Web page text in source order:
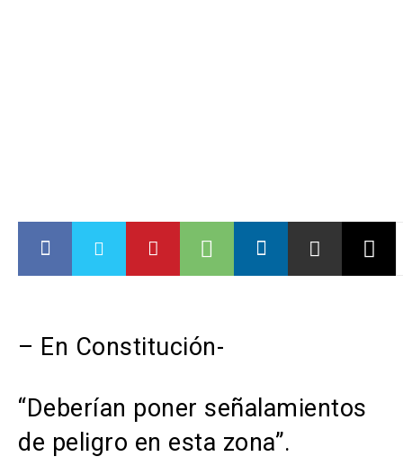
– En Constitución-
“Deberían poner señalamientos
de peligro en esta zona”.